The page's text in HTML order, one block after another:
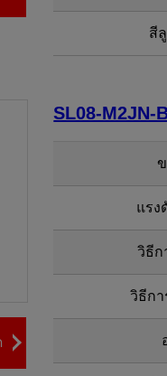
สี
SL08-M2JN-
แรง
วิธีก
วิธีกา